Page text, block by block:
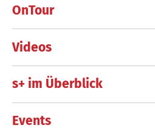
OnTour
Videos
s+ im Überblick
Events